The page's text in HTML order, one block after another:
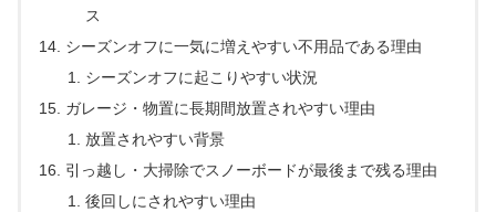
ス
シーズンオフに一気に増えやすい不用品である理由
シーズンオフに起こりやすい状況
ガレージ・物置に長期間放置されやすい理由
放置されやすい背景
引っ越し・大掃除でスノーボードが最後まで残る理由
後回しにされやすい理由